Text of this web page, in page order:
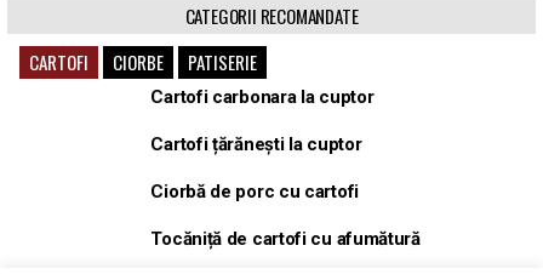
CATEGORII RECOMANDATE
CARTOFI
CIORBE PATISERIE
Cartofi carbonara la cuptor
Cartofi țărănești la cuptor
Ciorbă de porc cu cartofi
Tocăniță de cartofi cu afumătură